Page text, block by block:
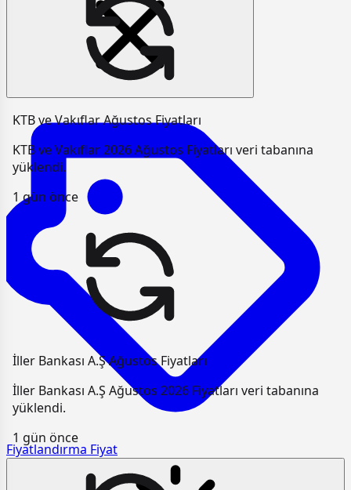
Fiyatlandırma Fiyat
KTB ve Vakıflar Ağustos Fiyatları
KTB ve Vakıflar 2026 Ağustos Fiyatları veri tabanına
yüklendi.
1 gün önce
İller Bankası A.Ş Ağustos Fiyatları
İller Bankası A.Ş Ağustos 2026 Fiyatları veri tabanına
yüklendi.
1 gün önce